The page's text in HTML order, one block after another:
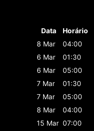
Data
Horário
8 Mar
04:00
6 Mar
01:30
6 Mar
05:00
7 Mar
01:30
7 Mar
05:00
8 Mar
04:00
15 Mar 07:00